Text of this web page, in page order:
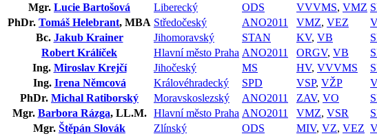
Mgr. Lucie Bartošová Liberecký ODS VVVMS, VMZ
PhDr. Tomáš Helebrant, MBA Středočeský ANO2011 VMZ, VEZ
Bc. Jakub Krainer Jihomoravský STAN KV, VB
Robert Králíček
Hlavní město Praha ANO2011 ORGV, VB
Ing. Miroslav Krejčí Jihočeský MS HV, VVVMS
Ing. Irena Němcová Královéhradecký SPD VSP, VŽP
PhDr. Michal Ratiborský Moravskoslezský ANO2011 ZAV, VO
Mgr. Barbora Rázga, LL.M. Hlavní město Praha ANO2011 VMZ, VSR
Mgr. Štěpán Slovák Zlínský ODS MIV, VZ, VEZ